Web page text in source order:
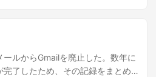
かったWebMoneyを決済に使え
かVALUE-DOMAINで初めてのド
たはず。 ...
ルからGmailを廃止した。数年に
了したため、その記録をまとめ